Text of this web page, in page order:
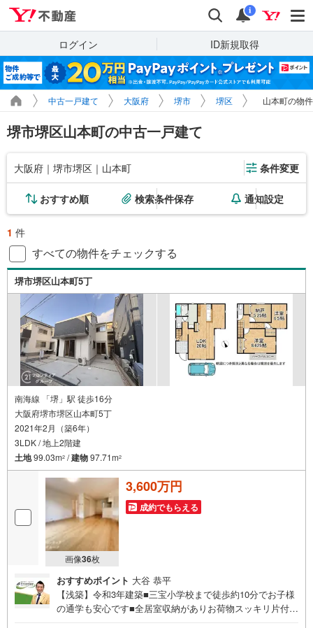
検索 通知
i
ログイン ID新規取得
中古一戸建て 大阪府 堺市 堺区 山本町の物
堺市堺区山本町の中古一戸建て
大阪府｜堺市堺区｜山本町 条件変更
おすすめ順 検索条件保存 通知設定
1 件
すべての物件をチェックする
堺市堺区山本町5丁
南海線 「堺」駅 徒歩16分
大阪府堺市堺区山本町5丁
2021年2月（築6年）
3LDK / 地上2階建
土地99.03m2 /建物97.71m2
画像36枚
3,600万円
成約でもらえる
おすすめポイント 大谷 恭平
【浅築】令和3年建築■三宝小学校まで徒歩約10分でお子様
の通学も安心です■全居室収納がありお荷物スッキリ片付き